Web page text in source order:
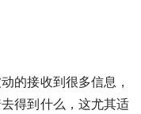
的接收到很多信息，
得到什么，这尤其适